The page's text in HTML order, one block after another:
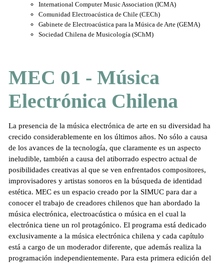
International Computer Music Association (ICMA)
Comunidad Electroacústica de Chile (CECh)
Gabinete de Electroacústica para la Música de Arte (GEMA)
Sociedad Chilena de Musicología (SChM)
MEC 01 - Música
Electrónica Chilena
La presencia de la música electrónica de arte en su diversidad ha
crecido considerablemente en los últimos años. No sólo a causa
de los avances de la tecnología, que claramente es un aspecto
ineludible, también a causa del atiborrado espectro actual de
posibilidades creativas al que se ven enfrentados compositores,
improvisadores y artistas sonoros en la búsqueda de identidad
estética. MEC es un espacio creado por la SIMUC para dar a
conocer el trabajo de creadores chilenos que han abordado la
música electrónica, electroacústica o música en el cual la
electrónica tiene un rol protagónico. El programa está dedicado
exclusivamente a la música electrónica chilena y cada capítulo
está a cargo de un moderador diferente, que además realiza la
programación independientemente. Para esta primera edición del